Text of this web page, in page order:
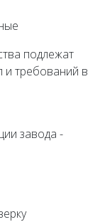
подлежат
и требований в
завода -